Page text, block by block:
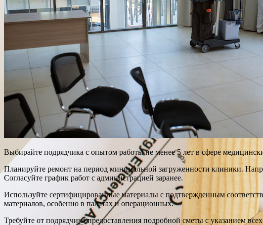
Выбирайте подрядчика с опытом работы не менее 5 лет в сфере
Планируйте ремонт на период минимальной загруженности клиники.
Согласуйте график работ с администрацией заранее.
Используйте сертифицированные материалы с подтвержденным
материалов, особенно в палатах и операционных.
Требуйте от подрядчика предоставления подробной сметы с указанием